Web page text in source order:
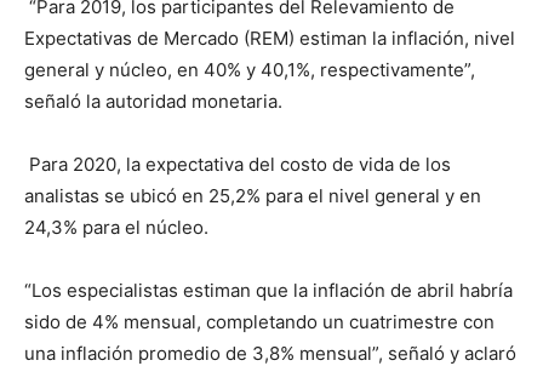
“Para 2019, los participantes del Relevamiento de
Expectativas de Mercado (REM) estiman la inflación, nivel
general y núcleo, en 40% y 40,1%, respectivamente”,
señaló la autoridad monetaria.
Para 2020, la expectativa del costo de vida de los
analistas se ubicó en 25,2% para el nivel general y en
24,3% para el núcleo.
“Los especialistas estiman que la inflación de abril habría
sido de 4% mensual, completando un cuatrimestre con
una inflación promedio de 3,8% mensual”, señaló y aclaró